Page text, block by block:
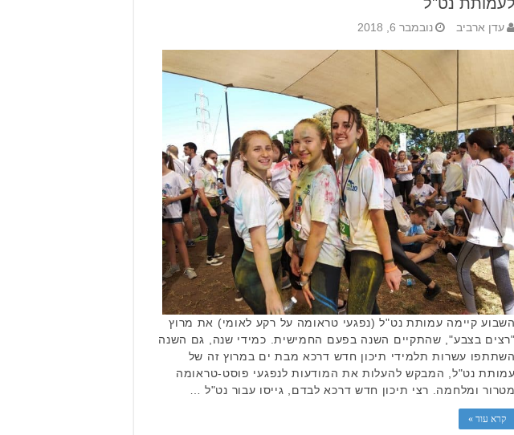
עדן ארביב נובמבר 6, 2018
השבוע קיימה עמותת נט"ל (נפגעי טראומה על רקע לאומי) את מרוץ
"רצים בצבע", שהתקיים השנה בפעם החמישית. כמידי שנה, גם השנה
השתתפו עשרות תלמידי תיכון חדש דרכא מבת ים במרוץ זה של
עמותת נט"ל, המבקש להעלות את המודעות לנפגעי פוסט-טראומה
מטרור ומלחמה. רצי תיכון חדש דרכא לבדם, גייסו עבור נט"ל …
קרא עוד »